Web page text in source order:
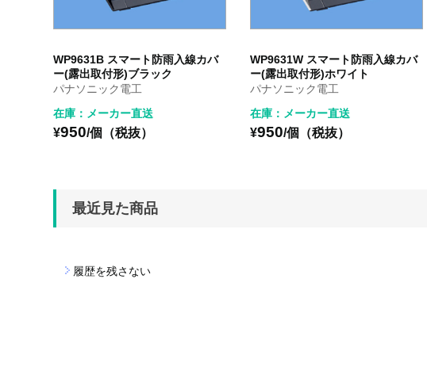
WP9631B スマート防雨入線カバ
ー(露出取付形)ブラック
パナソニック電工
在庫：メーカー直送
¥950/個（税抜）
WP9631W スマート防雨入線カバ
ー(露出取付形)ホワイト
パナソニック電工
在庫：メーカー直送
¥950/個（税抜）
最近見た商品
履歴を残さない